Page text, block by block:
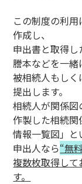
この制度の利
作成し、
申出書と取得
謄本などを一緒
被相続人もし
提出します。
相続人が関係図
作製した相続
情報一覧図」と
申出人なら“無
複数枚取得し
す。